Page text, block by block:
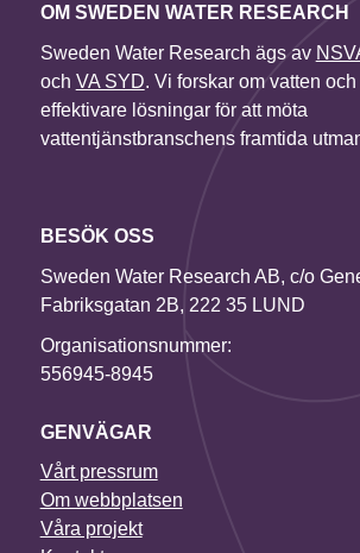
OM SWEDEN WATER RESEARCH
Sweden Water Research ägs av
och VA SYD. Vi forskar om vatten
effektivare lösningar för att möta
vattentjänstbranschens framtida
BESÖK OSS
Sweden Water Research AB, c/o
Fabriksgatan 2B, 222 35 LUND
Organisationsnummer:
556945-8945
GENVÄGAR
Vårt pressrum
Om webbplatsen
Våra projekt